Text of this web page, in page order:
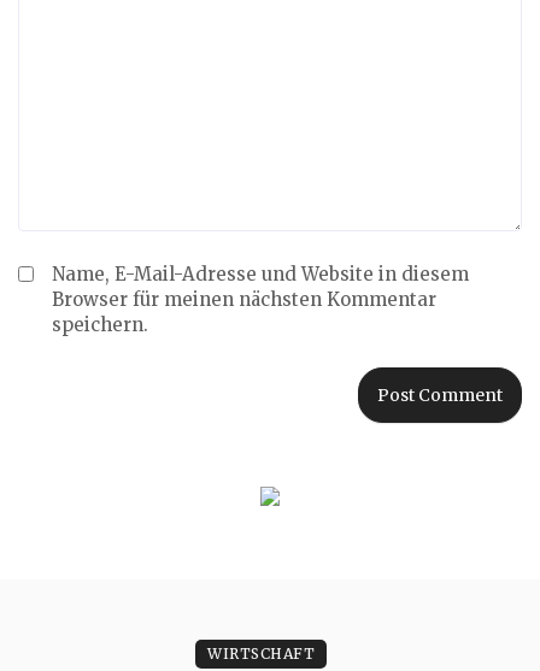
Name, E-Mail-Adresse und Website in diesem
Browser für meinen nächsten Kommentar
speichern.
WIRTSCHAFT